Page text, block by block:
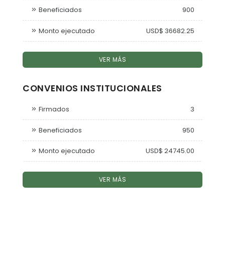
Beneficiados 900
Monto ejecutado USD$ 36682.25
VER MÁS
CONVENIOS INSTITUCIONALES
Firmados 3
Beneficiados 950
Monto ejecutado USD$ 24745.00
VER MÁS